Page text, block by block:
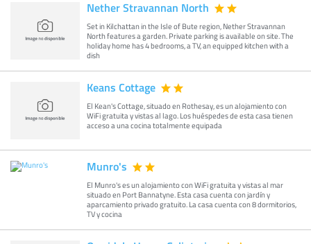
Nether Stravannan North
Set in Kilchattan in the Isle of Bute region, Nether Stravannan
North features a garden. Private parking is available on site. The
holiday home has 4 bedrooms, a TV, an equipped kitchen with a
dish
Keans Cottage
El Kean's Cottage, situado en Rothesay, es un alojamiento con
WiFi gratuita y vistas al lago. Los huéspedes de esta casa tienen
acceso a una cocina totalmente equipada
Munro's
El Munro's es un alojamiento con WiFi gratuita y vistas al mar
situado en Port Bannatyne. Esta casa cuenta con jardín y
aparcamiento privado gratuito. La casa cuenta con 8 dormitorios,
TV y cocina